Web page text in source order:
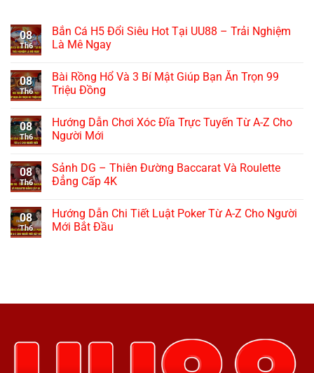
08
Th6
Bắn Cá H5 Đổi Siêu Hot Tại UU88 – Trải Nghiệm
Là Mê Ngay
08
Th6
Bài Rồng Hổ Và 3 Bí Mật Giúp Bạn Ăn Trọn 99
Triệu Đồng
08
Th6
Hướng Dẫn Chơi Xóc Đĩa Trực Tuyến Từ A-Z Cho
Người Mới
08
Th6
Sảnh DG – Thiên Đường Baccarat Và Roulette
Đẳng Cấp 4K
08
Th6
Hướng Dẫn Chi Tiết Luật Poker Từ A-Z Cho Người
Mới Bắt Đầu